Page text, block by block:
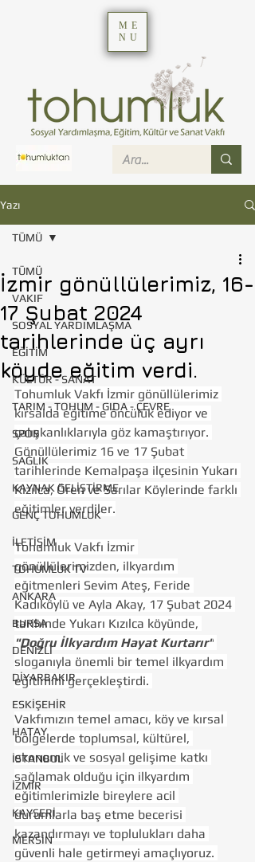
ME
NU
Yazı
TÜMÜ
VAKIF
SOSYAL YARDIMLAŞMA
EĞİTİM
KÜLTÜR - SANAT
TARIM - TOHUM - GIDA - ÇEVRE
SPOR
SAĞLIK
KAYNAK GELİŞTİRME
GENÇ TOHUMLUK
İLETİŞİM
TOHUMLUK TV
ANKARA
BURSA
DENİZLİ
DİYARBAKIR
ESKİŞEHİR
HATAY
İSTANBUL
İZMİR
KAYSERİ
MERSİN
TÜMÜ
İzmir gönüllülerimiz, 16-
17 Şubat 2024
tarihlerinde üç ayrı
köyde eğitim verdi.
Tohumluk Vakfı İzmir gönüllülerimiz
kırsalda eğitime öncülük ediyor ve
çalışkanlıklarıyla göz kamaştırıyor.
Gönüllülerimiz 16 ve 17 Şubat
tarihlerinde Kemalpaşa ilçesinin Yukarı
Kızılca, Ören ve Sarılar Köylerinde farklı
eğitimler verdiler.
Tohumluk Vakfı İzmir
gönüllülerimizden, ilkyardım
eğitmenleri Sevim Ateş, Feride
Kadıköylü ve Ayla Akay, 17 Şubat 2024
tarihinde Yukarı Kızılca köyünde,
"Doğru İlkyardım Hayat Kurtarır"
sloganıyla önemli bir temel ilkyardım
eğitimini gerçekleştirdi.
Vakfımızın temel amacı, köy ve kırsal
bölgelerde toplumsal, kültürel,
ekonomik ve sosyal gelişime katkı
sağlamak olduğu için ilkyardım
eğitimlerimizle bireylere acil
durumlarla baş etme becerisi
kazandırmayı ve toplulukları daha
güvenli hale getirmeyi amaçlıyoruz.